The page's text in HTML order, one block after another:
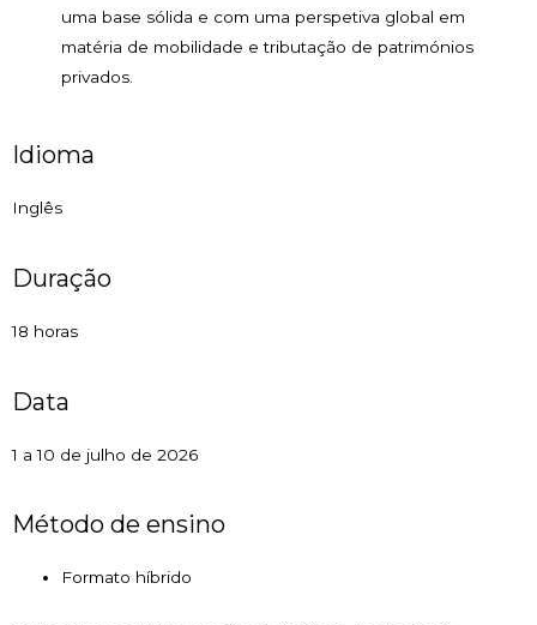
uma base sólida e com uma perspetiva global em
matéria de mobilidade e tributação de patrimónios
privados.
Idioma
Inglês
Duração
18 horas
Data
1 a 10 de julho de 2026
Método de ensino
Formato híbrido